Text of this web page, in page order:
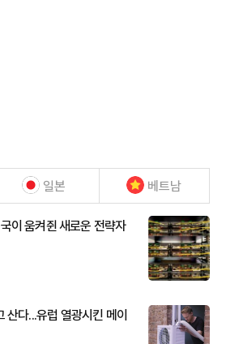
일본 베트남
이 움켜쥔 새로운 전략자
산다...유럽 열광시킨 메이